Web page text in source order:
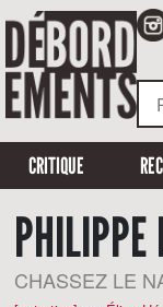
CRITIQUE
PHILIPPE
CHASSEZ LE